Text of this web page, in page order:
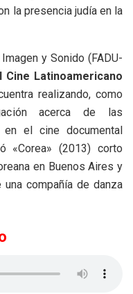
la presencia judía en la
y Sonido (FADU-
Cine Latinoamericano
realizando, como
acerca de las
en el cine documental
«Corea» (2013) corto
en Buenos Aires y
compañía de danza